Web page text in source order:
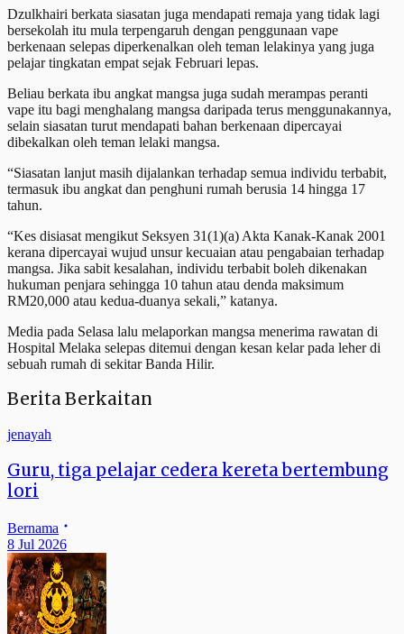
Dzulkhairi berkata siasatan juga mendapati remaja yang tidak lagi
bersekolah itu mula terpengaruh dengan penggunaan vape
berkenaan selepas diperkenalkan oleh teman lelakinya yang juga
pelajar tingkatan empat sejak Februari lepas.
Beliau berkata ibu angkat mangsa juga sudah merampas peranti
vape itu bagi menghalang mangsa daripada terus menggunakannya,
selain siasatan turut mendapati bahan berkenaan dipercayai
dibekalkan oleh teman lelaki mangsa.
“Siasatan lanjut masih dijalankan terhadap semua individu terbabit,
termasuk ibu angkat dan penghuni rumah berusia 14 hingga 17
tahun.
“Kes disiasat mengikut Seksyen 31(1)(a) Akta Kanak-Kanak 2001
kerana dipercayai wujud unsur kecuaian atau pengabaian terhadap
mangsa. Jika sabit kesalahan, individu terbabit boleh dikenakan
hukuman penjara sehingga 10 tahun atau denda maksimum
RM20,000 atau kedua-duanya sekali,” katanya.
Media pada Selasa lalu melaporkan mangsa menerima rawatan di
Hospital Melaka selepas ditemui dengan kesan kelar pada leher di
sebuah rumah di sekitar Banda Hilir.
Berita Berkaitan
jenayah
Guru, tiga pelajar cedera kereta bertembung
lori
Bernama
8 Jul 2026